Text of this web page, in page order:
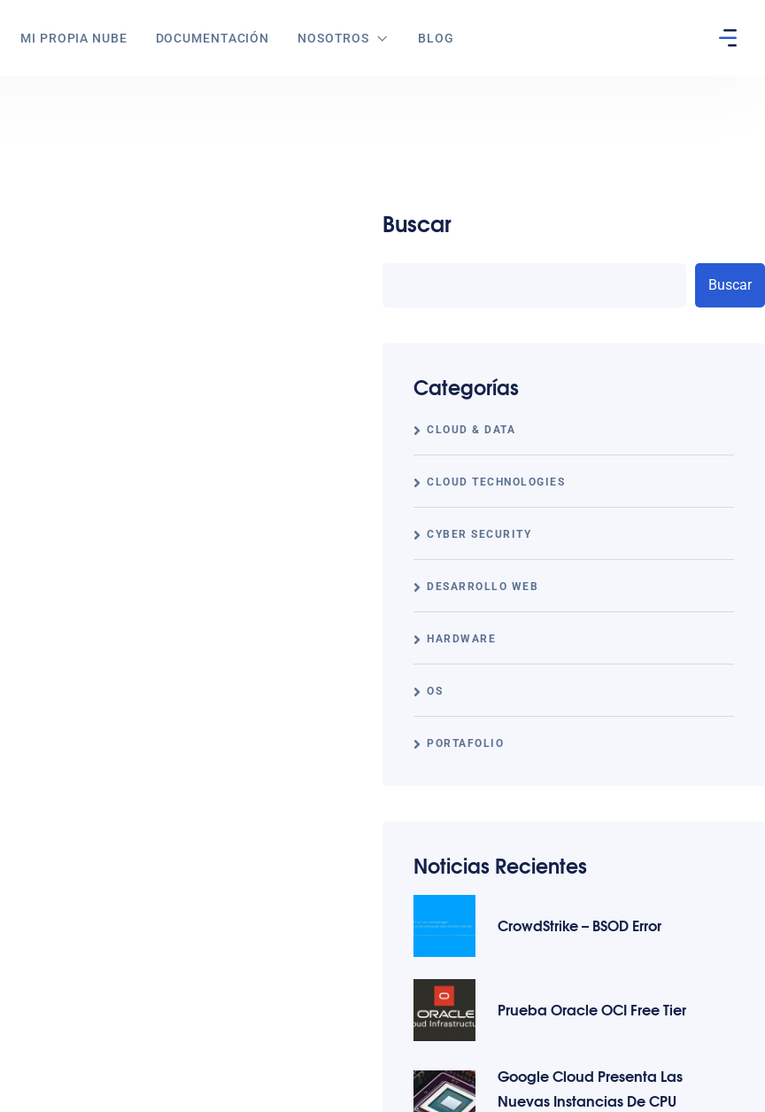
MI PROPIA NUBE DOCUMENTACIÓN NOSOTROS BLOG
Buscar
Buscar
Categorías
CLOUD & DATA
CLOUD TECHNOLOGIES
CYBER SECURITY
DESARROLLO WEB
HARDWARE
OS
PORTAFOLIO
Noticias Recientes
CrowdStrike – BSOD Error
Prueba Oracle OCI Free Tier
Google Cloud Presenta Las
Nuevas Instancias De CPU